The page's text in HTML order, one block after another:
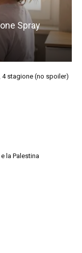
Spray
4 stagione (no spoiler)
la Palestina